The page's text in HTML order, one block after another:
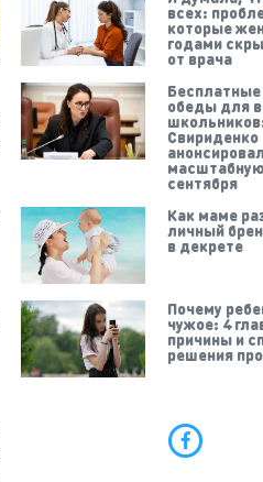
всех:
которые
годами
от врача
Бесплатные
обеды для
Свириденко
сентября
Как маме
личный
в декрете
Почему
чужое: 4
причины и
решения